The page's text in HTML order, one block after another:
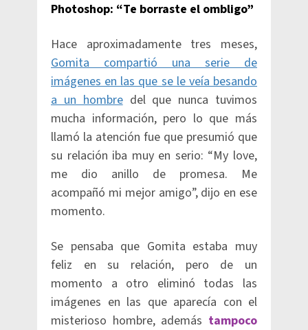
Photoshop: “Te borraste el ombligo”
Hace aproximadamente tres meses,
Gomita compartió una serie de
imágenes en las que se le veía besando
a un hombredel que nunca tuvimos
mucha información, pero lo que más
llamó la atención fue que presumió que
su relación iba muy en serio: “My love,
me dio anillo de promesa. Me
acompañó mi mejor amigo”, dijo en ese
momento.
Se pensaba que Gomita estaba muy
feliz en su relación, pero de un
momento a otro eliminó todas las
imágenes en las que aparecía con el
misterioso hombre, además tampoco